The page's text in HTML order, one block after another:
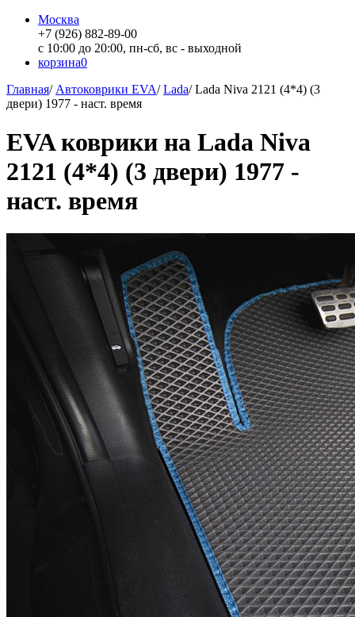
Москва
+7 (926) 882-89-00
с 10:00 до 20:00, пн-сб, вс - выходной
корзина0
Главная/ Автоковрики EVA/Lada/Lada Niva 2121 (4*4) (3
двери) 1977 - наст. время
EVA коврики на Lada Niva
2121 (4*4) (3 двери) 1977 -
наст. время